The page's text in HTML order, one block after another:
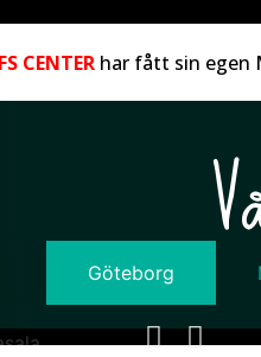
CENTER har fått sin egen
Göteborg